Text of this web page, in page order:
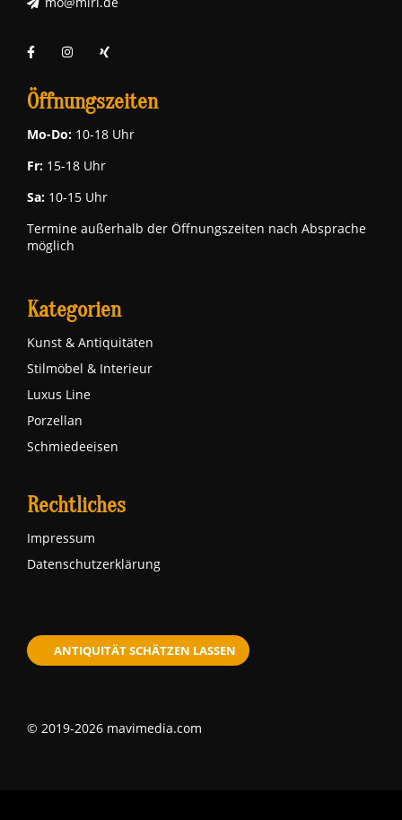
Öffnungszeiten
Mo-Do: 10-18 Uhr
Fr: 15-18 Uhr
Sa: 10-15 Uhr
Termine außerhalb der Öffnungszeiten nach Absprache
möglich
Kategorien
Kunst & Antiquitäten
Stilmöbel & Interieur
Luxus Line
Porzellan
Schmiedeeisen
Rechtliches
Impressum
Datenschutzerklärung
ANTIQUITÄT SCHÄTZEN LASSEN
© 2019-2026 mavimedia.com